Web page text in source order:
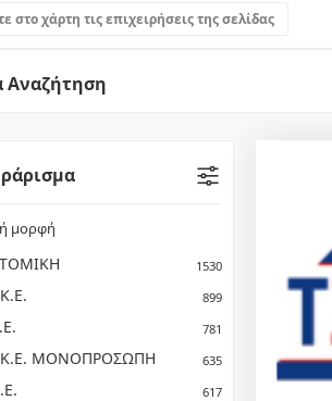
στο χάρτη τις επιχειρήσεις της σελίδας
Αναζήτηση
μορφή
1530
899
781
ΜΟΝΟΠΡΟΣΩΠΗ 635
617